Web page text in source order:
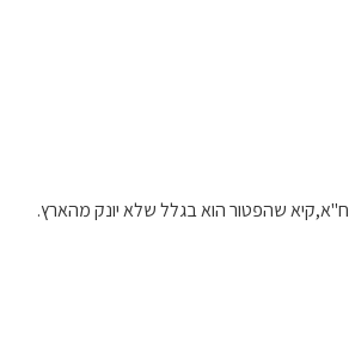
שהפטור הוא בגלל שלא יונק מהארץ.